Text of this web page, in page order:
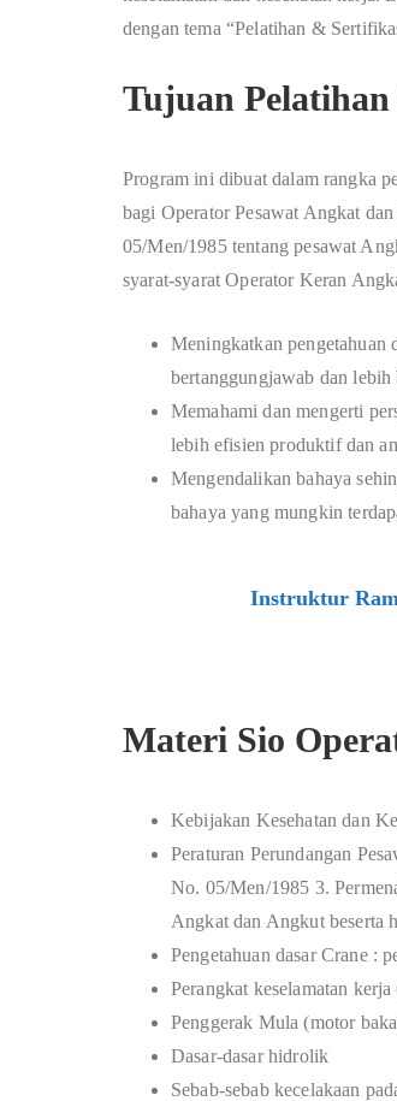
dengan tema “Pelatihan &
Tujuan
Program ini dibuat dalam rangka
bagi Operator Pesawat Angkat
05/Men/1985 tentang pesawat
syarat-syarat Operator Keran
Meningkatkan pengetahuan
bertanggungjawab dan
Memahami dan mengerti
lebih efisien produktif dan
Mengendalikan bahaya
bahaya yang mungkin
Instruktur
Materi Sio
Kebijakan Kesehatan dan
Peraturan Perundangan
No. 05/Men/1985 3.
Angkat dan Angkut beserta
Pengetahuan dasar Crane :
Perangkat keselamatan
Penggerak Mula (motor
Dasar-dasar hidrolik
Sebab-sebab kecelakaan